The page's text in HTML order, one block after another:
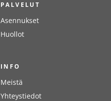
PALVELUT
Asennukset
Huollot
INFO
Meistä
Yhteystiedot